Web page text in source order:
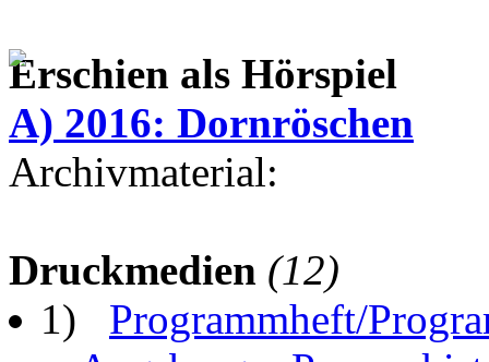
Erschien als Hörspiel
A) 2016: Dornröschen
Archivmaterial:
Druckmedien (12)
1) Programmheft/